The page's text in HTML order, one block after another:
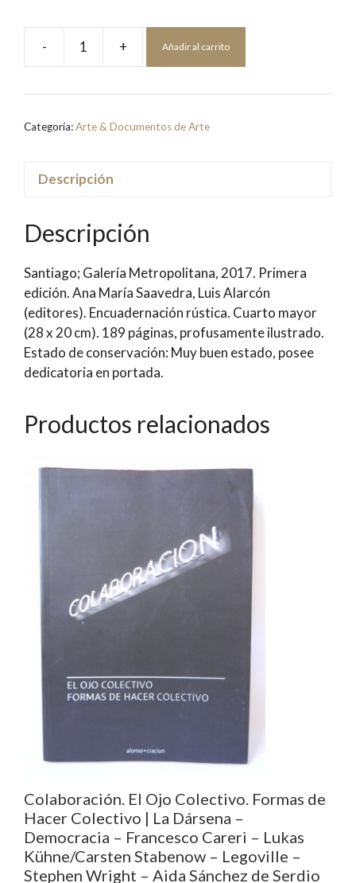
-
Galería
2011-
|
Villalobos-
Nelly
Richard;
Federico
Galende;
Diego
Parra,
cantidad
+ Añadir al carrito
Categoría:Arte & Documentos de Arte
Descripción
Descripción
Santiago; Galería Metropolitana, 2017. Primera
edición. Ana María Saavedra, Luis Alarcón
(editores). Encuadernación rústica. Cuarto mayor
(28 x 20 cm). 189 páginas, profusamente ilustrado.
Estado de conservación: Muy buen estado, posee
dedicatoria en portada.
Productos relacionados
Colaboración. El Ojo Colectivo. Formas de
Hacer Colectivo | La Dársena –
Democracia – Francesco Careri – Lukas
Kühne/Carsten Stabenow – Legoville –
Stephen Wright – Aida Sánchez de Serdio